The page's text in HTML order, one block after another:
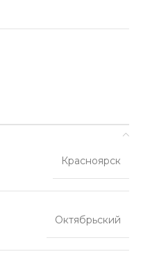
Красноярск
Октябрьский